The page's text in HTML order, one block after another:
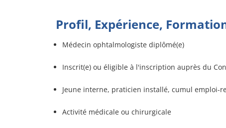
Profil, Expérience,
Médecin ophtalmologiste diplômé(e)
Inscrit(e) ou éligible à l'inscription auprès du
Jeune interne, praticien installé, cumul emploi-
Activité médicale ou chirurgicale